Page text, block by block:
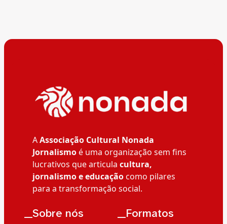
AAssociação Cultural Nonada
Jornalismoé uma organização sem fins
lucrativos que articula cultura,
jornalismo e educaçãocomo pilares
para a transformação social.
__Sobre nós __Formatos